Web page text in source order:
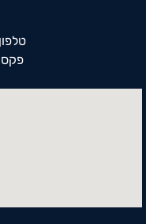
טלפון: 073-
פקס: 077-